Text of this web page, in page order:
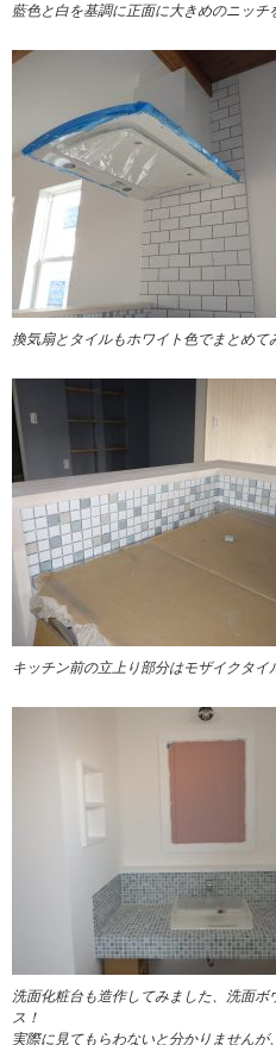
藍色と白を基調に正面に大きめのニッチ
換気扇とタイルもホワイト色でまとめて
キッチン前の立上り部分はモザイクタイ
洗面化粧台も造作してみました、洗面
ス！
実際に見てもらわないと分かりません